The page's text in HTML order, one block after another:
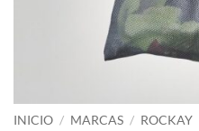
INICIO / MARCAS / ROCKAY